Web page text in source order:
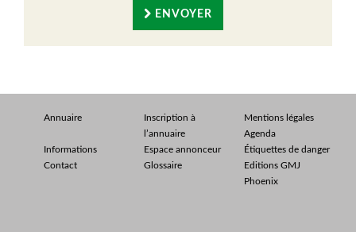
ENVOYER
Annuaire
Inscription à
l’annuaire
Mentions légales
Agenda
Informations
Espace annonceur
Étiquettes de danger
Contact
Glossaire
Editions GMJ
Phoenix